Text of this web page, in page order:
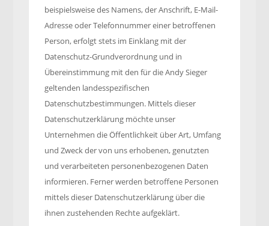
beispielsweise des Namens, der Anschrift, E-Mail-
Adresse oder Telefonnummer einer betroffenen
Person, erfolgt stets im Einklang mit der
Datenschutz-Grundverordnung und in
Übereinstimmung mit den für die Andy Sieger
geltenden landesspezifischen
Datenschutzbestimmungen. Mittels dieser
Datenschutzerklärung möchte unser
Unternehmen die Öffentlichkeit über Art, Umfang
und Zweck der von uns erhobenen, genutzten
und verarbeiteten personenbezogenen Daten
informieren. Ferner werden betroffene Personen
mittels dieser Datenschutzerklärung über die
ihnen zustehenden Rechte aufgeklärt.